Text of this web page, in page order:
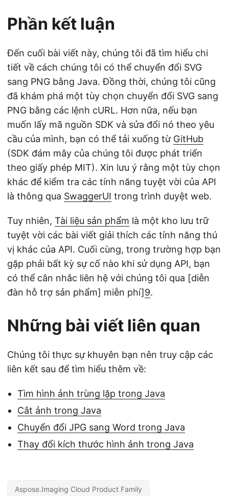
Phần kết luận
Đến cuối bài viết này, chúng tôi đã tìm hiểu chi
tiết về cách chúng tôi có thể chuyển đổi SVG
sang PNG bằng Java. Đồng thời, chúng tôi cũng
đã khám phá một tùy chọn chuyển đổi SVG sang
PNG bằng các lệnh cURL. Hơn nữa, nếu bạn
muốn lấy mã nguồn SDK và sửa đổi nó theo yêu
cầu của mình, bạn có thể tải xuống từ GitHub
(SDK đám mây của chúng tôi được phát triển
theo giấy phép MIT). Xin lưu ý rằng một tùy chọn
khác để kiểm tra các tính năng tuyệt vời của API
là thông qua SwaggerUI trong trình duyệt web.
Tuy nhiên, Tài liệu sản phẩm là một kho lưu trữ
tuyệt vời các bài viết giải thích các tính năng thú
vị khác của API. Cuối cùng, trong trường hợp bạn
gặp phải bất kỳ sự cố nào khi sử dụng API, bạn
có thể cân nhắc liên hệ với chúng tôi qua [diễn
đàn hỗ trợ sản phẩm] miễn phí]9.
Những bài viết liên quan
Chúng tôi thực sự khuyên bạn nên truy cập các
liên kết sau để tìm hiểu thêm về:
Tìm hình ảnh trùng lặp trong Java
Cắt ảnh trong Java
Chuyển đổi JPG sang Word trong Java
Thay đổi kích thước hình ảnh trong Java
Aspose.Imaging Cloud Product Family